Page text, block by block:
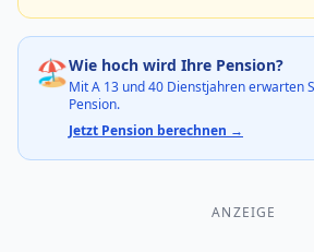
🏖️Wie hoch wird Ihre Pension?
MitA 13 und 40 Dienstjahren erwarten
Pension.
Jetzt Pension berechnen →
ANZEIGE